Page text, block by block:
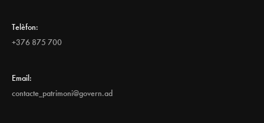
Telèfon:
+376 875 700
Email:
contacte_patrimoni@govern.ad